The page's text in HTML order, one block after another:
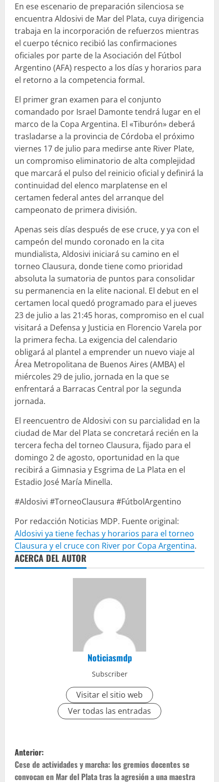
En ese escenario de preparación silenciosa se
encuentra Aldosivi de Mar del Plata, cuya dirigencia
trabaja en la incorporación de refuerzos mientras
el cuerpo técnico recibió las confirmaciones
oficiales por parte de la Asociación del Fútbol
Argentino (AFA) respecto a los días y horarios para
el retorno a la competencia formal.
El primer gran examen para el conjunto
comandado por Israel Damonte tendrá lugar en el
marco de la Copa Argentina. El «Tiburón» deberá
trasladarse a la provincia de Córdoba el próximo
viernes 17 de julio para medirse ante River Plate,
un compromiso eliminatorio de alta complejidad
que marcará el pulso del reinicio oficial y definirá la
continuidad del elenco marplatense en el
certamen federal antes del arranque del
campeonato de primera división.
Apenas seis días después de ese cruce, y ya con el
campeón del mundo coronado en la cita
mundialista, Aldosivi iniciará su camino en el
torneo Clausura, donde tiene como prioridad
absoluta la sumatoria de puntos para consolidar
su permanencia en la elite nacional. El debut en el
certamen local quedó programado para el jueves
23 de julio a las 21:45 horas, compromiso en el cual
visitará a Defensa y Justicia en Florencio Varela por
la primera fecha. La exigencia del calendario
obligará al plantel a emprender un nuevo viaje al
Área Metropolitana de Buenos Aires (AMBA) el
miércoles 29 de julio, jornada en la que se
enfrentará a Barracas Central por la segunda
jornada.
El reencuentro de Aldosivi con su parcialidad en la
ciudad de Mar del Plata se concretará recién en la
tercera fecha del torneo Clausura, fijado para el
domingo 2 de agosto, oportunidad en la que
recibirá a Gimnasia y Esgrima de La Plata en el
Estadio José María Minella.
#Aldosivi #TorneoClausura #FútbolArgentino
Por redacción Noticias MDP. Fuente original:
Aldosivi ya tiene fechas y horarios para el torneo
Clausura y el cruce con River por Copa Argentina.
ACERCA DEL AUTOR
Noticiasmdp
Subscriber
Visitar el sitio web
Ver todas las entradas
Anterior:
Cese de actividades y marcha: los gremios docentes se
convocan en Mar del Plata tras la agresión a una maestra